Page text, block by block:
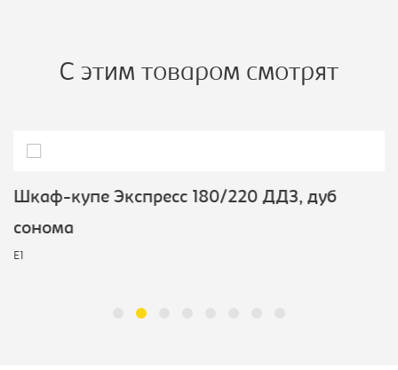
С этим товаром смотрят
Шкаф-купе Экспресс 180/220 ДДЗ, дуб
сонома
E1